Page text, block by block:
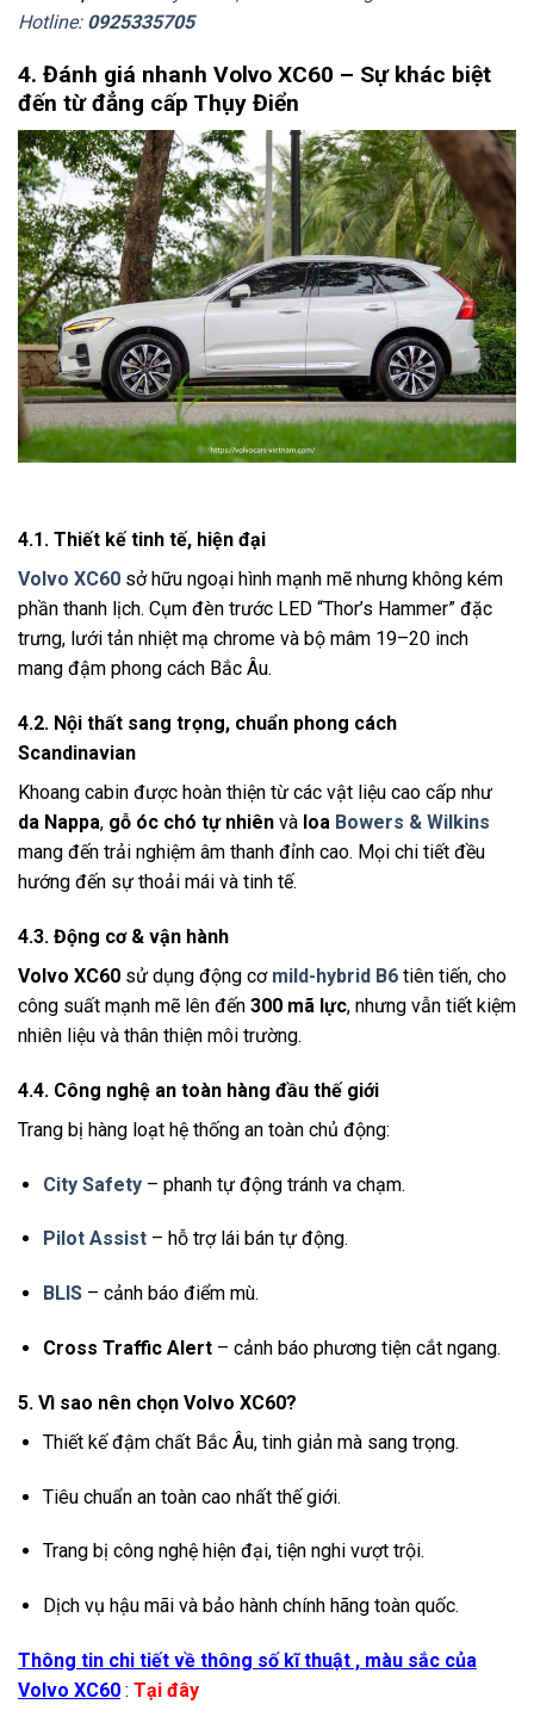
Hotline: 0925335705
4. Đánh giá nhanh Volvo XC60 – Sự khác biệt
đến từ đẳng cấp Thụy Điển
4.1. Thiết kế tinh tế, hiện đại
Volvo XC60 sở hữu ngoại hình mạnh mẽ nhưng không kém
phần thanh lịch. Cụm đèn trước LED “Thor’s Hammer” đặc
trưng, lưới tản nhiệt mạ chrome và bộ mâm 19–20 inch
mang đậm phong cách Bắc Âu.
4.2. Nội thất sang trọng, chuẩn phong cách
Scandinavian
Khoang cabin được hoàn thiện từ các vật liệu cao cấp như
da Nappa, gỗ óc chó tự nhiên và loa Bowers & Wilkins
mang đến trải nghiệm âm thanh đỉnh cao. Mọi chi tiết đều
hướng đến sự thoải mái và tinh tế.
4.3. Động cơ & vận hành
Volvo XC60 sử dụng động cơ mild-hybrid B6 tiên tiến, cho
công suất mạnh mẽ lên đến 300 mã lực, nhưng vẫn tiết kiệm
nhiên liệu và thân thiện môi trường.
4.4. Công nghệ an toàn hàng đầu thế giới
Trang bị hàng loạt hệ thống an toàn chủ động:
City Safety– phanh tự động tránh va chạm.
Pilot Assist– hỗ trợ lái bán tự động.
BLIS– cảnh báo điểm mù.
Cross Traffic Alert– cảnh báo phương tiện cắt ngang.
5. Vì sao nên chọn Volvo XC60?
Thiết kế đậm chất Bắc Âu, tinh giản mà sang trọng.
Tiêu chuẩn an toàn cao nhất thế giới.
Trang bị công nghệ hiện đại, tiện nghi vượt trội.
Dịch vụ hậu mãi và bảo hành chính hãng toàn quốc.
Thông tin chi tiết về thông số kĩ thuật , màu sắc của
Volvo XC60 : Tại đây